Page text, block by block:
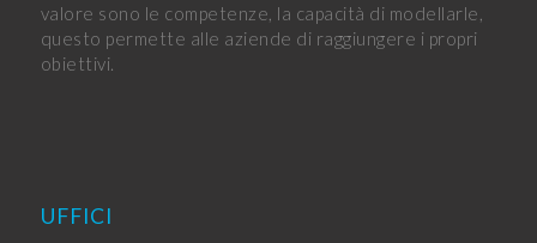
valore sono le competenze, la capacità di modellarle,
questo permette alle aziende di raggiungere i propri
obiettivi.
UFFICI